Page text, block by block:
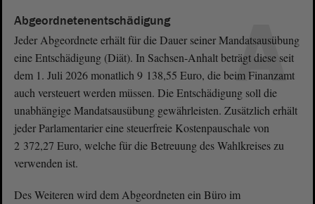
A
Abgeordnetenentschädigung
Jeder Abgeordnete erhält für die Dauer seiner Mandatsausübung
eine Entschädigung (Diät). In Sachsen-Anhalt beträgt diese seit
dem 1. Juli 2026 monatlich 9 138,55 Euro, die beim Finanzamt
auch versteuert werden müssen. Die Entschädigung soll die
unabhängige Mandatsausübung gewährleisten. Zusätzlich erhält
jeder Parlamentarier eine steuerfreie Kostenpauschale von
2 372,27 Euro, welche für die Betreuung des Wahlkreises zu
verwenden ist.
Des Weiteren wird dem Abgeordneten ein Büro im